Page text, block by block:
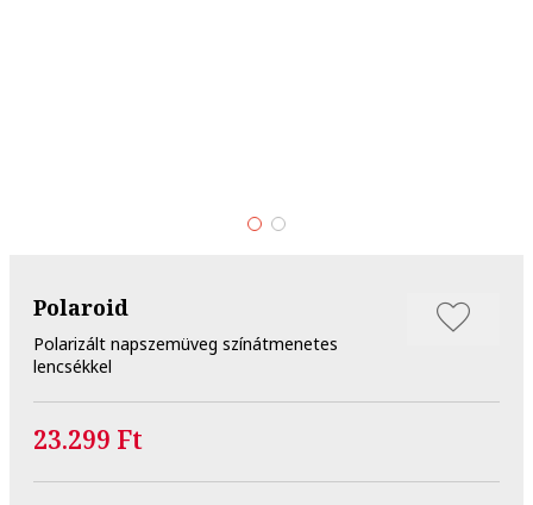
Polaroid
Polarizált napszemüveg színátmenetes
lencsékkel
23.299 Ft